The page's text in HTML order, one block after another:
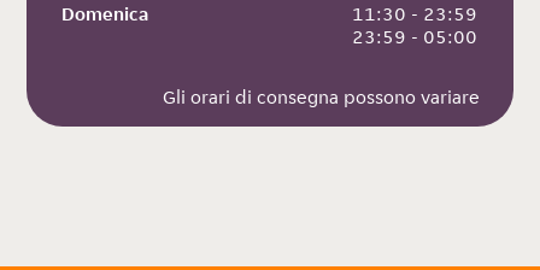
Domenica
11:30 - 23:59
23:59 - 05:00
Gli orari di consegna possono variare